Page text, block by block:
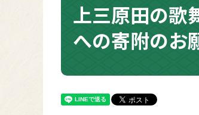
上三原田の歌
への寄附のお